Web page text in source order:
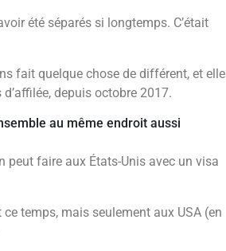
été séparés si longtemps. C’était
fait quelque chose de différent, et elle
depuis octobre 2017.
au même endroit aussi
peut faire aux États-Unis avec un visa
temps, mais seulement aux USA (en